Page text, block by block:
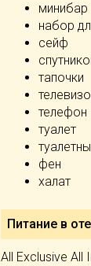
минибар
набор
сейф
тапочки
телефон
туалет
фен
халат
Питание в
All Exclusive All